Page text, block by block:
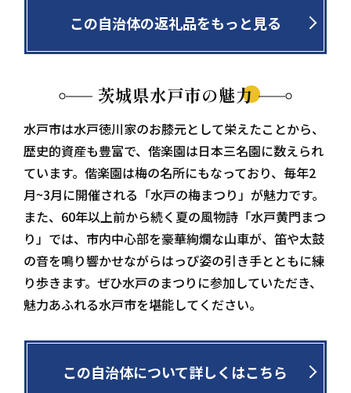
この自治体の返礼品をもっと見る
茨城県水戸市の魅力
水戸市は水戸徳川家のお膝元として栄えたことから、
歴史的資産も豊富で、偕楽園は日本三名園に数えられ
ています。偕楽園は梅の名所にもなっており、毎年2
月~3月に開催される「水戸の梅まつり」が魅力です。
また、60年以上前から続く夏の風物詩「水戸黄門まつ
り」では、市内中心部を豪華絢爛な山車が、笛や太鼓
の音を鳴り響かせながらはっぴ姿の引き手とともに練
り歩きます。ぜひ水戸のまつりに参加していただき、
魅力あふれる水戸市を堪能してください。
この自治体について詳しくはこちら